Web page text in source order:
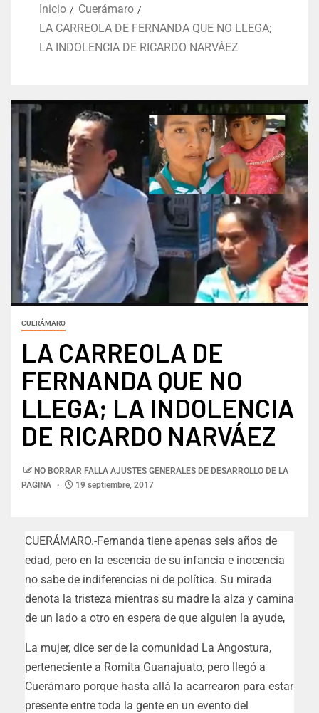
Inicio
Cuerámaro
LA CARREOLA DE FERNANDA QUE NO LLEGA;
LA INDOLENCIA DE RICARDO NARVÁEZ
CUERÁMARO
LA CARREOLA DE
FERNANDA QUE NO
LLEGA; LA INDOLENCIA
DE RICARDO NARVÁEZ
NO BORRAR FALLA AJUSTES GENERALES DE DESARROLLO DE LA
PAGINA
19 septiembre, 2017
CUERÁMARO.-Fernanda tiene apenas seis años de
edad, pero en la escencia de su infancia e inocencia
no sabe de indiferencias ni de política. Su mirada
denota la tristeza mientras su madre la alza y camina
de un lado a otro en espera de que alguien la ayude,
La mujer, dice ser de la comunidad La Angostura,
perteneciente a Romita Guanajuato, pero llegó a
Cuerámaro porque hasta allá la acarrearon para estar
presente entre toda la gente en un evento del